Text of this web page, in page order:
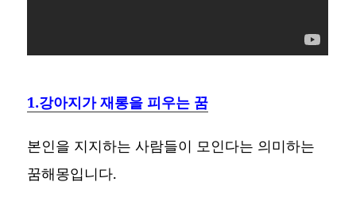
1.강아지가 재롱을 피우는 꿈
본인을 지지하는 사람들이 모인다는 의미하는
꿈해몽입니다.